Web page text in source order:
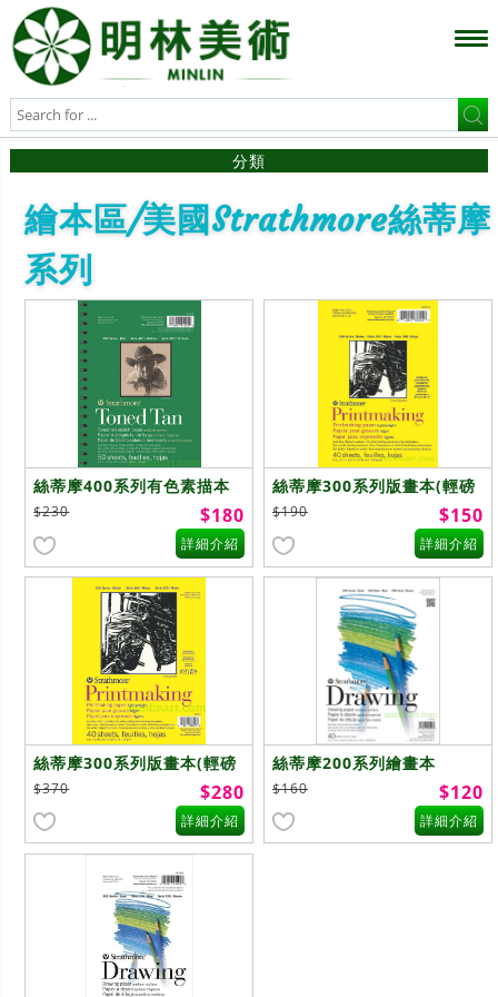
分類
繪本區/美國Strathmore絲蒂摩
系列
絲蒂摩400系列有色素描本
(暖棕5.5"x8.5")
$230 $180
詳細介紹
絲蒂摩300系列版畫本(輕磅
5"x7")
$190 $150
詳細介紹
絲蒂摩300系列版畫本(輕磅
8"x10")
$370 $280
詳細介紹
絲蒂摩200系列繪畫本
(9"x12")
$160 $120
詳細介紹